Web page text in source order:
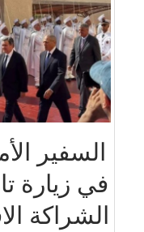
السفير
في زيارة
الشراكة